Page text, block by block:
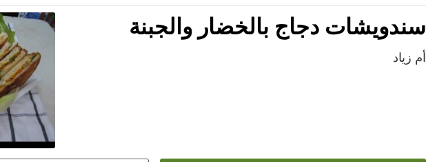
سندويشات دجاج بالخضار والجبنة
أم زياد